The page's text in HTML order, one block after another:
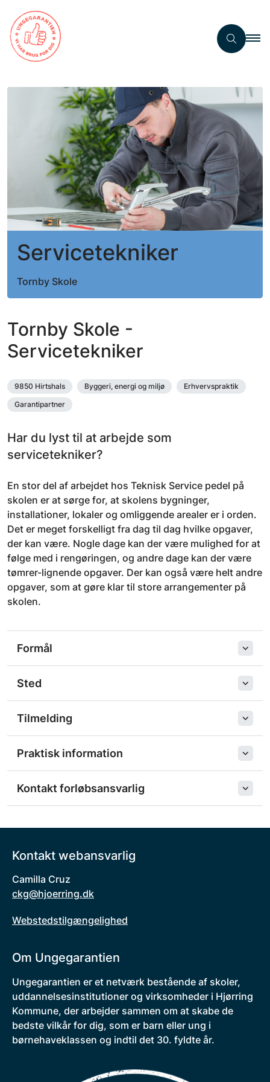
Servicetekniker
Tornby Skole
Tornby Skole -
Servicetekniker
9850 Hirtshals Byggeri, energi og miljø
Erhvervspraktik
Garantipartner
Har du lyst til at arbejde som
servicetekniker?
En stor del af arbejdet hos Teknisk Service pedel på
skolen er at sørge for, at skolens bygninger,
installationer, lokaler og omliggende arealer er i orden.
Det er meget forskelligt fra dag til dag hvilke opgaver,
der kan være. Nogle dage kan der være mulighed for at
følge med i rengøringen, og andre dage kan der være
tømrer-lignende opgaver. Der kan også være helt andre
opgaver, som at gøre klar til store arrangementer på
skolen.
Formål
Sted
Tilmelding
Praktisk information
Kontakt forløbsansvarlig
Kontakt webansvarlig
Camilla Cruz
ckg@hjoerring.dk
Webstedstilgængelighed
Om Ungegarantien
Ungegarantien er et netværk bestående af skoler,
uddannelsesinstitutioner og virksomheder i Hjørring
Kommune, der arbejder sammen om at skabe de
bedste vilkår for dig, som er barn eller ung i
børnehaveklassen og indtil det 30. fyldte år.